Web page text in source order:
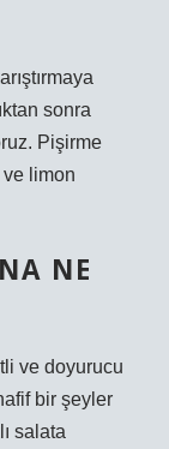
sonra
Pişirme
limon
NE
ve doyurucu
bir şeyler
salata